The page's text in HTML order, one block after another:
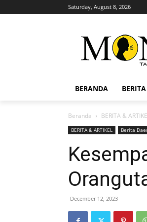
Saturday, August 8, 2026
BERANDA
Beranda BERITA &
BERITA & ARTIKEL Berita
December 12, 2023